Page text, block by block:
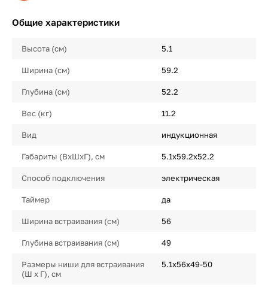
Общие характеристики
Высота (см) 5.1
Ширина (см) 59.2
Глубина (см) 52.2
Вес (кг) 11.2
Вид индукционная
Габариты (ВхШхГ), см 5.1х59.2х52.2
Способ подключения электрическая
Таймер да
Ширина встраивания (см) 56
Глубина встраивания (см) 49
Размеры ниши для встраивания
(Ш х Г), см
5.1х56х49-50